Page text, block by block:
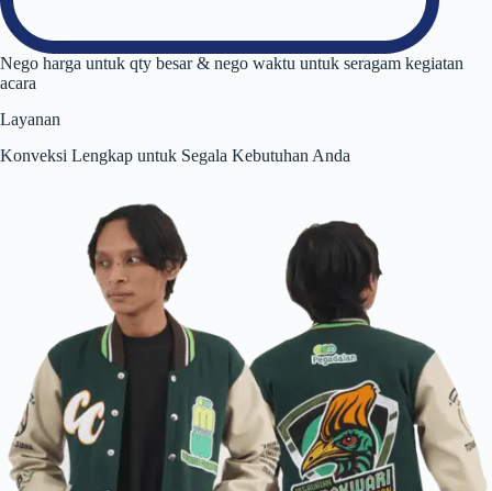
Nego harga untuk qty besar & nego waktu untuk seragam kegiatan
acara
Layanan
Konveksi Lengkap untuk Segala Kebutuhan Anda